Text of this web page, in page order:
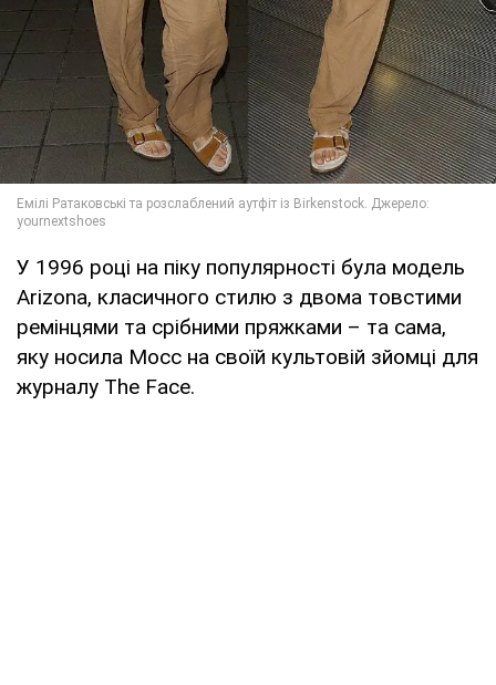
У 1996 році на піку популярності була модель
Arizona, класичного стилю з двома товстими
ремінцями та срібними пряжками – та сама,
яку носила Мосс на своїй культовій зйомці для
журналу The Face.